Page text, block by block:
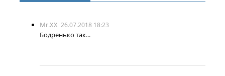
Mr.XX 26.07.2018 18:23
Бодренько так...